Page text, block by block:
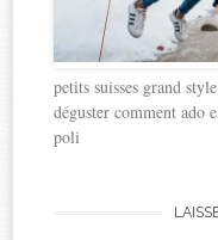
petits suisses grand
déguster comment ado
poli